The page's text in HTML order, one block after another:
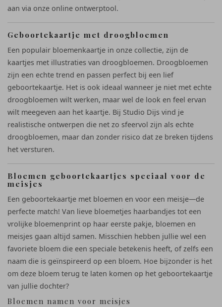
aan via onze online ontwerptool.
Geboortekaartje met droogbloemen
Een populair bloemenkaartje in onze collectie, zijn de
kaartjes met illustraties van droogbloemen. Droogbloemen
zijn een echte trend en passen perfect bij een lief
geboortekaartje. Het is ook ideaal wanneer je niet met echte
droogbloemen wilt werken, maar wel de look en feel ervan
wilt meegeven aan het kaartje. Bij Studio Dijs vind je
realistische ontwerpen die net zo sfeervol zijn als echte
droogbloemen, maar dan zonder risico dat ze breken tijdens
het versturen.
Bloemen geboortekaartjes speciaal voor de
meisjes
Een geboortekaartje met bloemen en voor een meisje—de
perfecte match! Van lieve bloemetjes haarbandjes tot een
vrolijke bloemenprint op haar eerste pakje, bloemen en
meisjes gaan altijd samen. Misschien hebben jullie wel een
favoriete bloem die een speciale betekenis heeft, of zelfs een
naam die is geïnspireerd op een bloem. Hoe bijzonder is het
om deze bloem terug te laten komen op het geboortekaartje
van jullie dochter?
Bloemen namen voor meisjes